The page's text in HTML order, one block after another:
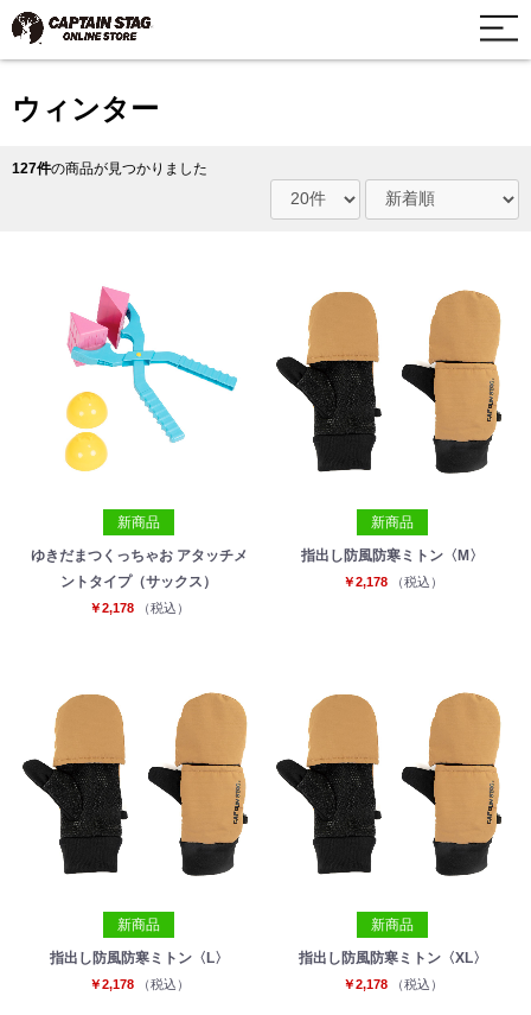
ウィンター
127件の商品が見つかりました
新商品
ゆきだまつくっちゃお アタッチメ
ントタイプ（サックス）
￥2,178 （税込）
新商品
指出し防風防寒ミトン〈M〉
￥2,178 （税込）
新商品
指出し防風防寒ミトン〈L〉
￥2,178 （税込）
新商品
指出し防風防寒ミトン〈XL〉
￥2,178 （税込）